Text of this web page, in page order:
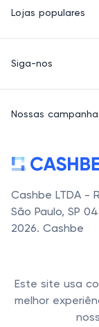
Roupas
Saúde e beleza
Produtos para
Lojas populares
Carrefour
Petz
Alibaba
Carrefour Mercado
Siga-nos
LinkedIn
Nossas
Cashbe LTDA -
São Paulo, SP
2026. Cashbe
Este site usa
melhor